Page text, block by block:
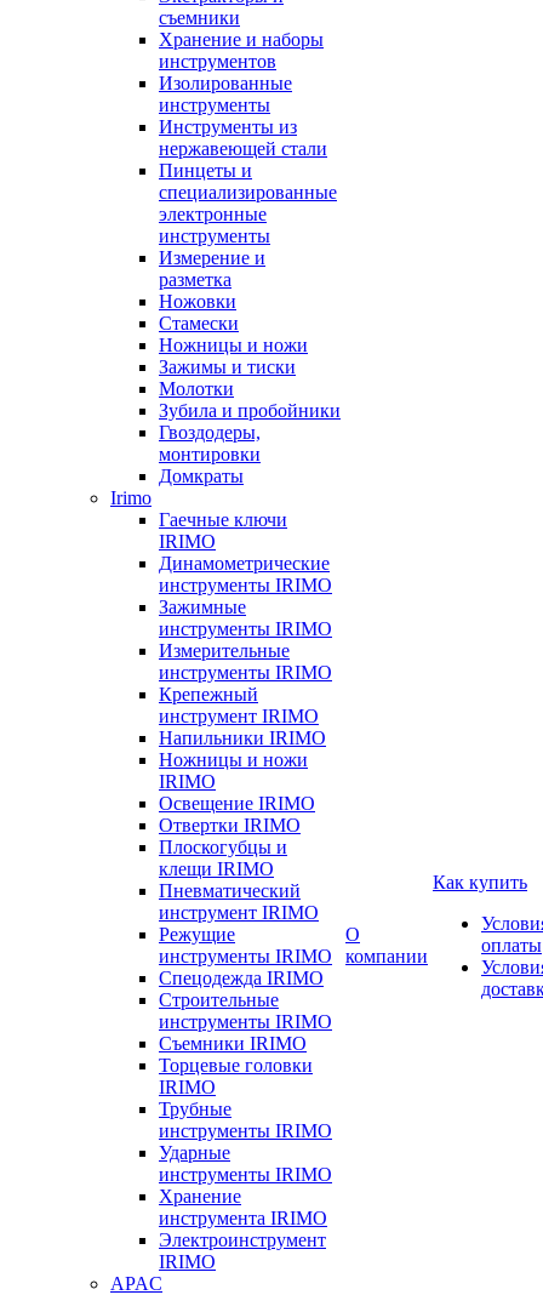
съемники
Хранение и наборы
инструментов
Изолированные
инструменты
Инструменты из
нержавеющей стали
Пинцеты и
специализированные
электронные
инструменты
Измерение и
разметка
Ножовки
Стамески
Ножницы и ножи
Зажимы и тиски
Молотки
Зубила и пробойники
Гвоздодеры,
монтировки
Домкраты
Irimo
Гаечные ключи
IRIMO
Динамометрические
инструменты IRIMO
Зажимные
инструменты IRIMO
Измерительные
инструменты IRIMO
Крепежный
инструмент IRIMO
Напильники IRIMO
Ножницы и ножи
IRIMO
Освещение IRIMO
Отвертки IRIMO
Плоскогубцы и
клещи IRIMO
Пневматический
инструмент IRIMO
Режущие
инструменты IRIMO
Спецодежда IRIMO
Строительные
инструменты IRIMO
Съемники IRIMO
Торцевые головки
IRIMO
Трубные
инструменты IRIMO
Ударные
инструменты IRIMO
Хранение
инструмента IRIMO
Электроинструмент
IRIMO
APAC
О
компании
Как купить
оплаты